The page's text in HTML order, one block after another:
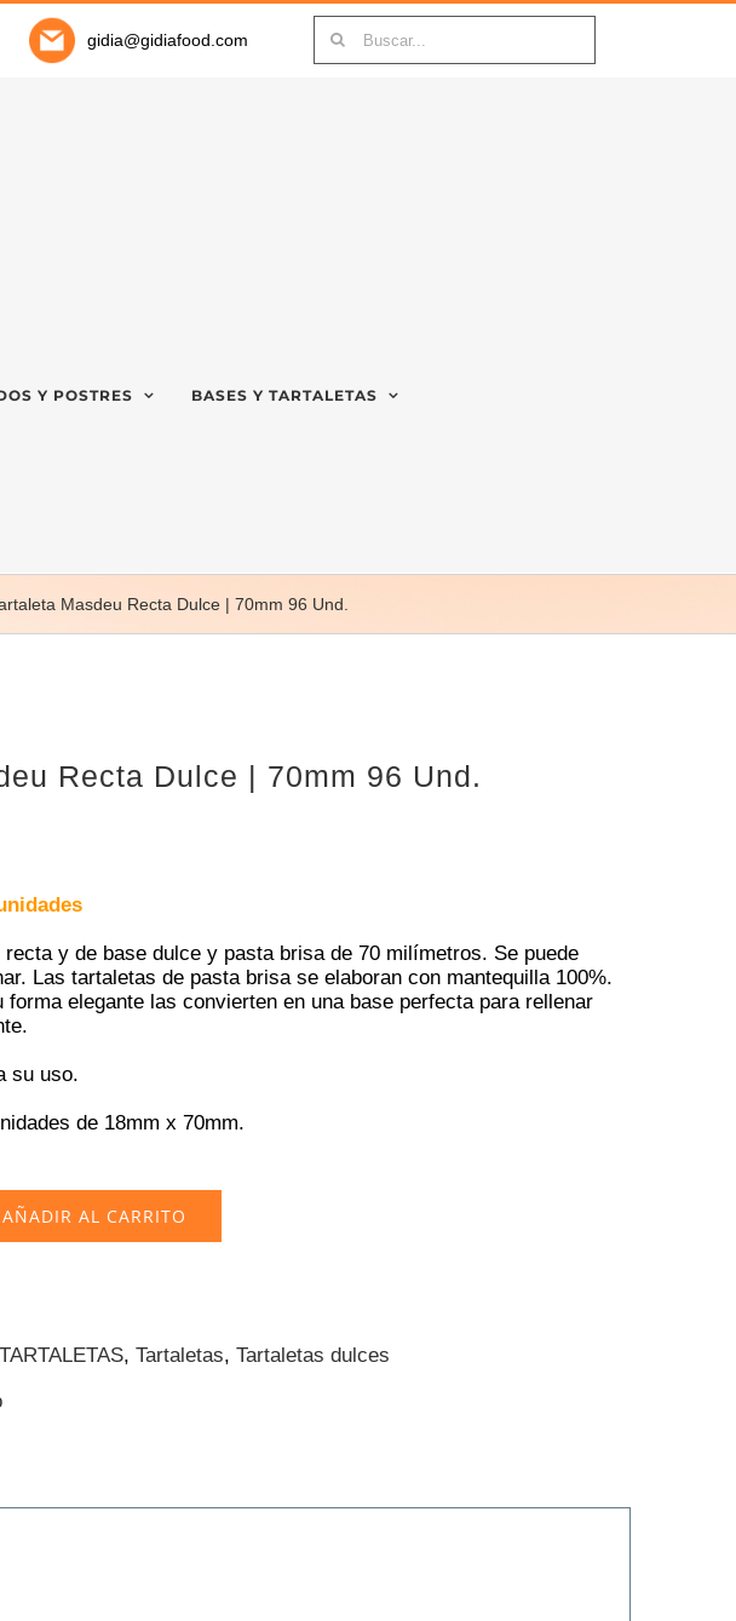
gidia@gidiafood.com
Y POSTRES BASES Y TARTALETAS
Masdeu Recta Dulce | 70mm 96 Und.
Recta Dulce | 70mm 96 Und.
recta y de base dulce y pasta brisa de 70 milímetros. Se puede
Las tartaletas de pasta brisa se elaboran con mantequilla 100%.
elegante las convierten en una base perfecta para rellenar
su uso.
de 18mm x 70mm.
AÑADIR AL CARRITO
, Tartaletas, Tartaletas dulces